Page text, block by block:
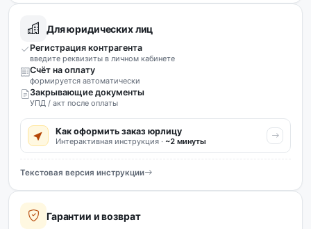
Для юридических лиц
Регистрация контрагента
введите реквизиты в личном кабинете
Счёт на оплату
формируется автоматически
Закрывающие документы
УПД / акт после оплаты
Как оформить заказ юрлицу
Интерактивная инструкция · ~2 минуты
Текстовая версия инструкции
Гарантии и возврат